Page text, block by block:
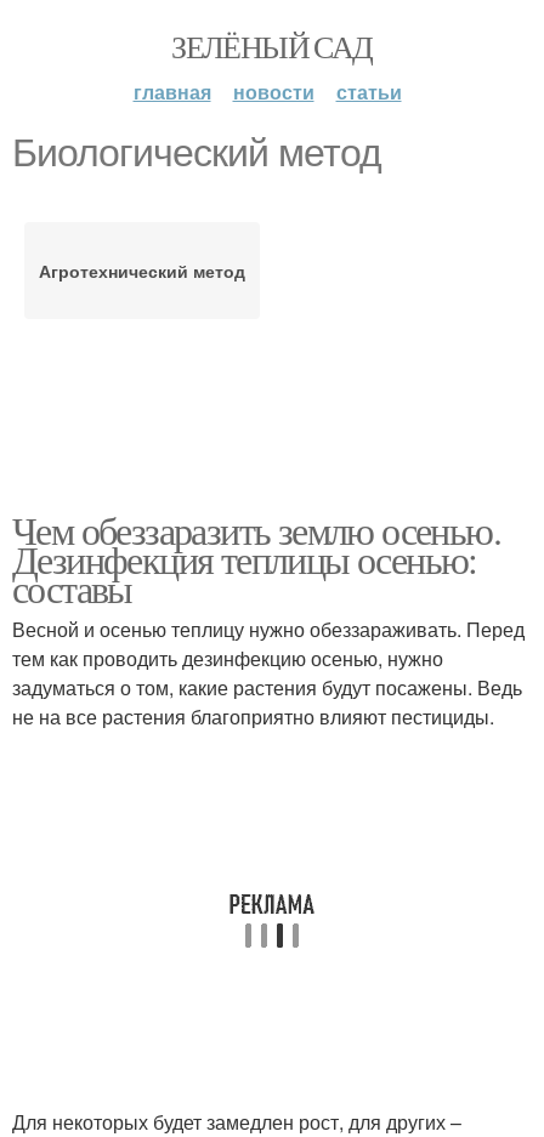
ЗЕЛЁНЫЙ САД
главная новости статьи
Биологический метод
Агротехнический метод
Чем обеззаразить землю осенью.
Дезинфекция теплицы осенью:
составы
Весной и осенью теплицу нужно обеззараживать. Перед
тем как проводить дезинфекцию осенью, нужно
задуматься о том, какие растения будут посажены. Ведь
не на все растения благоприятно влияют пестициды.
Для некоторых будет замедлен рост, для других –